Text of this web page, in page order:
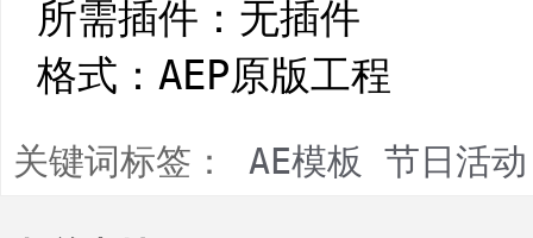
所需插件：无插件
格式：AEP原版工程
关键词标签： AE模板 节日活动